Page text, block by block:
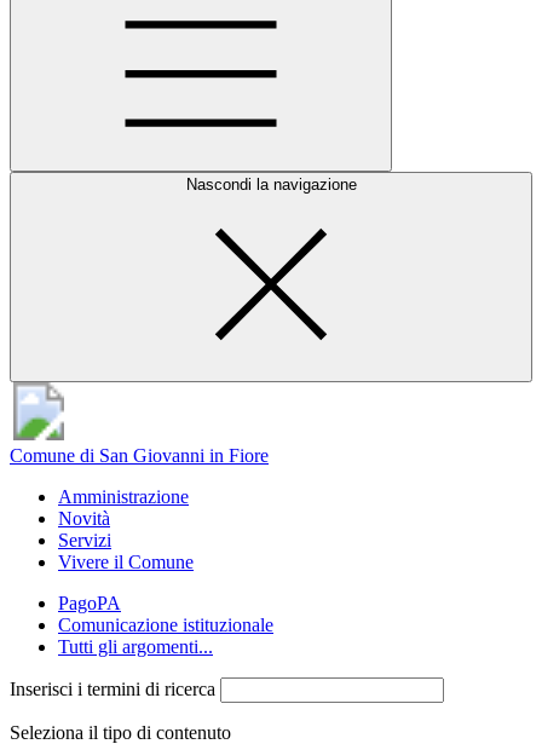
Nascondi la navigazione
Comune di San Giovanni in Fiore
Amministrazione
Novità
Servizi
Vivere il Comune
PagoPA
Comunicazione istituzionale
Tutti gli argomenti...
Inserisci i termini di ricerca
Seleziona il tipo di contenuto